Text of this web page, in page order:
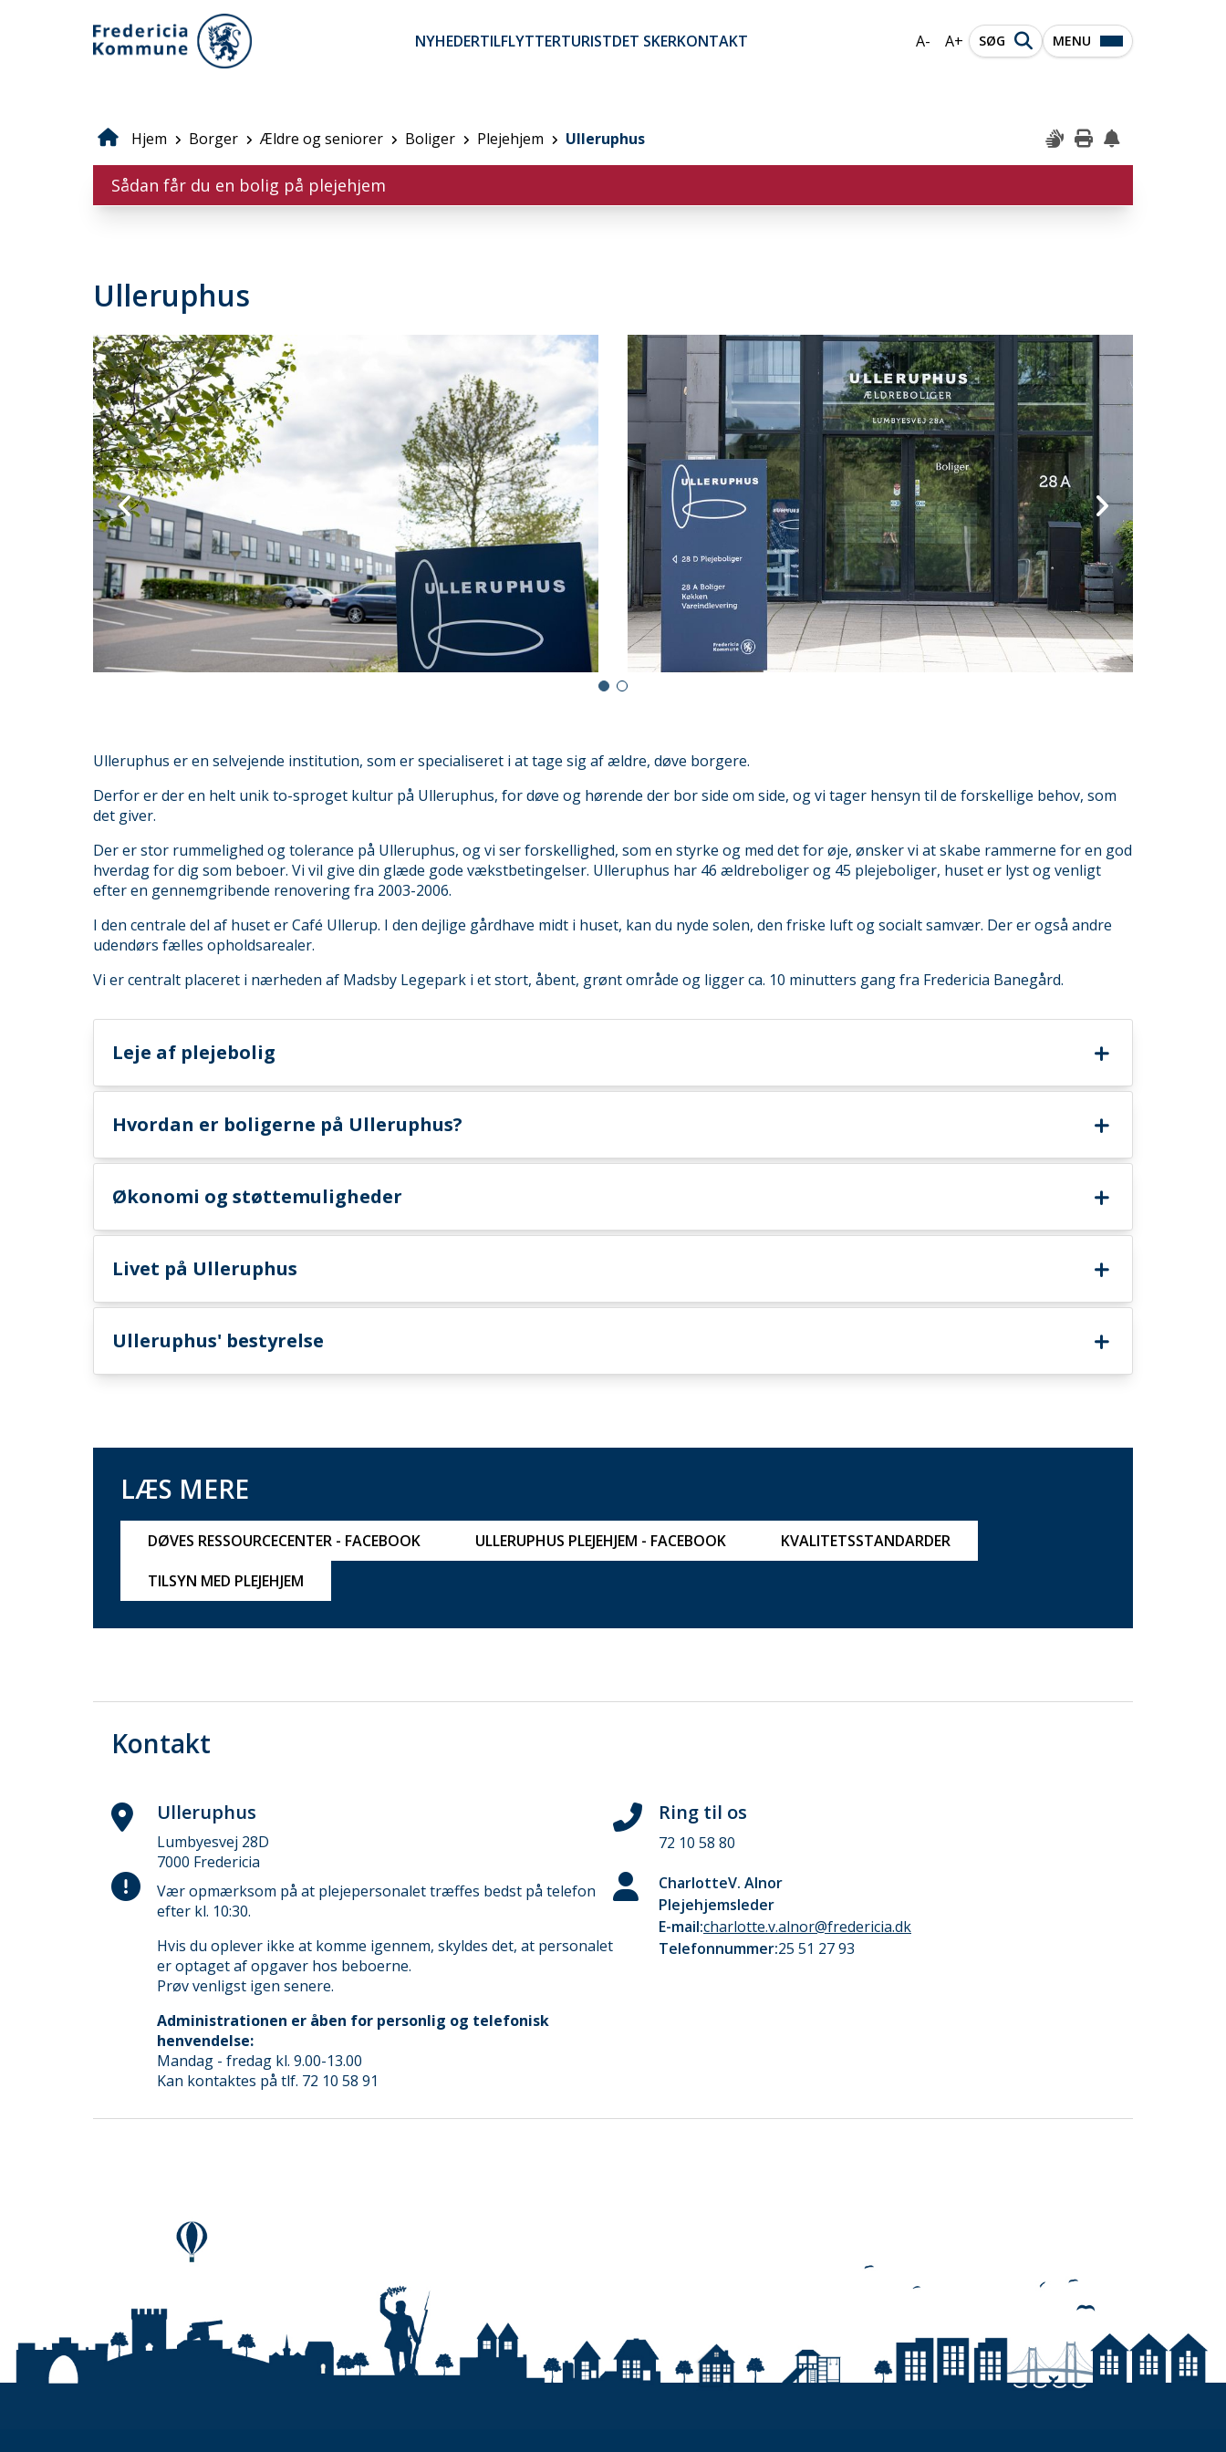
NYHEDERTILFLYTTERTURISTDET SKERKONTAKT A- A+ SØG MENU
Brødkrumme
Hjem Borger Ældre og seniorer Boliger Plejehjem Ulleruphus
Sådan får du en bolig på plejehjem
Ulleruphus
Ulleruphus er en selvejende institution, som er specialiseret i at tage sig af ældre, døve borgere.
Derfor er der en helt unik to-sproget kultur på Ulleruphus, for døve og hørende der bor side om side, og vi tager hensyn til de forskellige behov, som
det giver.
Der er stor rummelighed og tolerance på Ulleruphus, og vi ser forskellighed, som en styrke og med det for øje, ønsker vi at skabe rammerne for en god
hverdag for dig som beboer. Vi vil give din glæde gode vækstbetingelser. Ulleruphus har 46 ældreboliger og 45 plejeboliger, huset er lyst og venligt
efter en gennemgribende renovering fra 2003-2006.
I den centrale del af huset er Café Ullerup. I den dejlige gårdhave midt i huset, kan du nyde solen, den friske luft og socialt samvær. Der er også andre
udendørs fælles opholdsarealer.
Vi er centralt placeret i nærheden af Madsby Legepark i et stort, åbent, grønt område og ligger ca. 10 minutters gang fra Fredericia Banegård.
Leje af plejebolig
Hvordan er boligerne på Ulleruphus?
Økonomi og støttemuligheder
Livet på Ulleruphus
Ulleruphus' bestyrelse
LÆS MERE
DØVES RESSOURCECENTER - FACEBOOK ULLERUPHUS PLEJEHJEM - FACEBOOK
KVALITETSSTANDARDER
TILSYN MED PLEJEHJEM
Kontakt
Ulleruphus
Lumbyesvej 28D
7000 Fredericia
Ring til os
72 10 58 80
Vær opmærksom på at plejepersonalet træffes bedst på telefon
efter kl. 10:30.
Hvis du oplever ikke at komme igennem, skyldes det, at personalet
er optaget af opgaver hos beboerne.
Prøv venligst igen senere.
Administrationen er åben for personlig og telefonisk
henvendelse:
Mandag - fredag kl. 9.00-13.00
Kan kontaktes på tlf. 72 10 58 91
CharlotteV. Alnor
Plejehjemsleder
E-mail:charlotte.v.alnor@fredericia.dk
Telefonnummer:25 51 27 93